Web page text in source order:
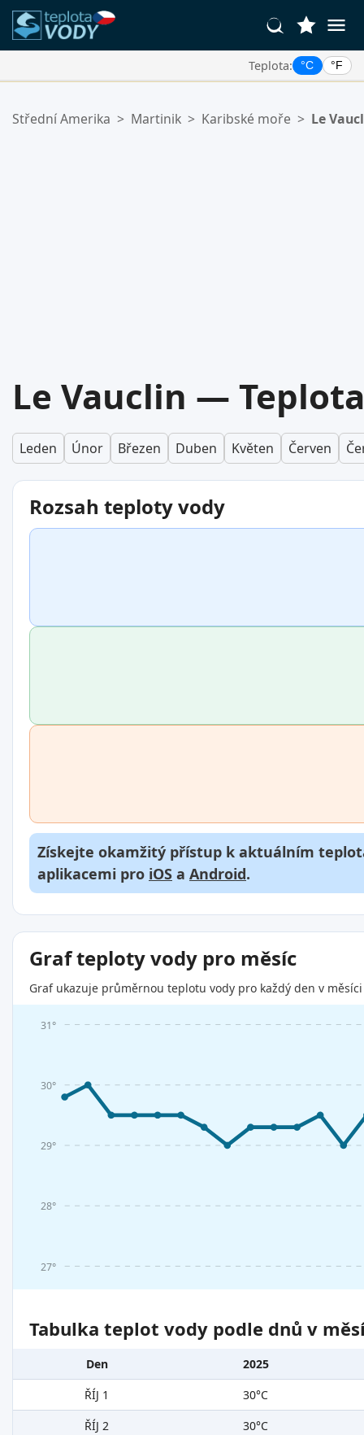
Teplota: °C °F
Váš seznam oblíbených je prázdný.
Střední Amerika > Martinik > Karibské moře > Le
Le Vauclin —
Leden Únor Březen Duben Květen Červen
Rozsah teploty vody
Získejte okamžitý přístup k aktuálním
aplikacemi pro iOS a Android.
Graf teploty vody pro měsíc
Graf ukazuje průměrnou teplotu vody pro každý den v
27°
28°
29°
30°
31°
Tabulka teplot vody podle dnů v
Den
2025
ŘÍJ 1
30°C
ŘÍJ 2
30°C